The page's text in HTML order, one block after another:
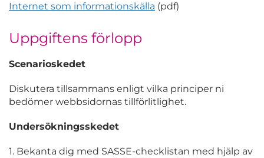
Internet som informationskälla (pdf)
Uppgiftens förlopp
Scenarioskedet
Diskutera tillsammans enligt vilka principer ni
bedömer webbsidornas tillförlitlighet.
Undersökningsskedet
1. Bekanta dig med SASSE-checklistan med hjälp av